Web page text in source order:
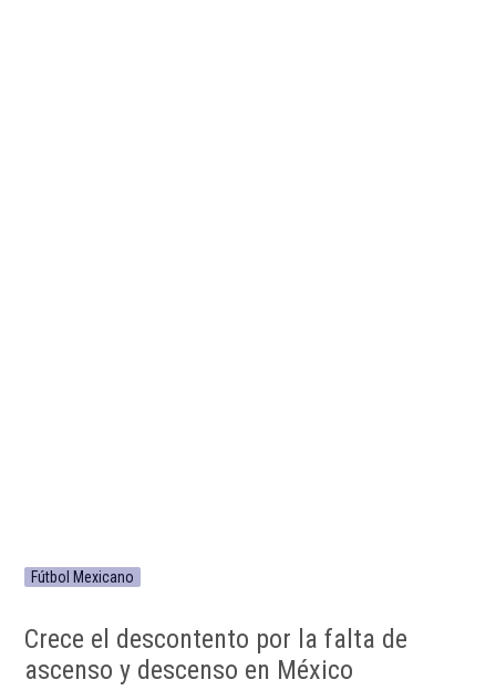
Fútbol Mexicano
Crece el descontento por la falta de
ascenso y descenso en México